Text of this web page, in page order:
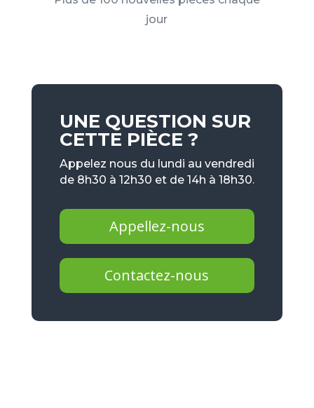
jour
UNE QUESTION SUR
CETTE PIÈCE ?
Appelez nous du lundi au vendredi
de 8h30 à 12h30 et de 14h à 18h30.
Appellez-nous
Contactez-nous